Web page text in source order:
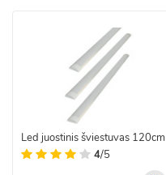
Led juostinis šviestuvas 120cm
4/5